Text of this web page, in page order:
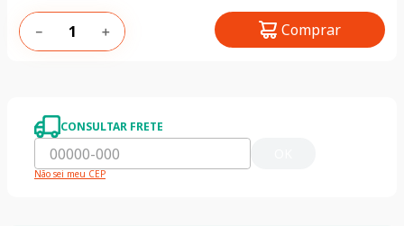
＋
－ Comprar
CONSULTAR FRETE
Não sei meu CEP